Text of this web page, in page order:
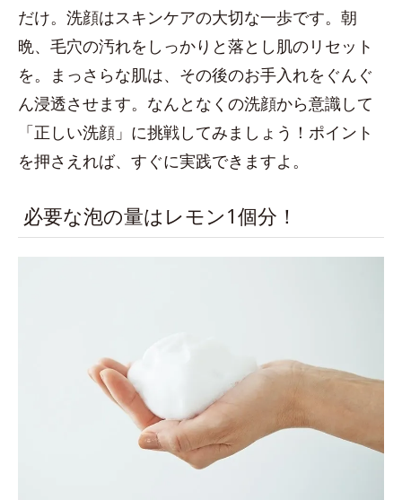
だけ。洗顔はスキンケアの大切な一歩です。朝
晩、毛穴の汚れをしっかりと落とし肌のリセット
を。まっさらな肌は、その後のお手入れをぐんぐ
ん浸透させます。なんとなくの洗顔から意識して
「正しい洗顔」に挑戦してみましょう！ポイント
を押さえれば、すぐに実践できますよ。
必要な泡の量はレモン1個分！